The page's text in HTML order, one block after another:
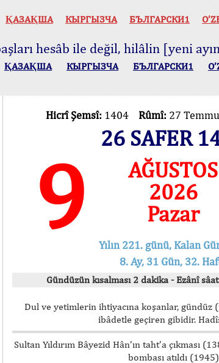
ҚАЗАҚША КЫPГЫЗЧA БЪЛГАРСКИ1
hesâb ile değil, hilâlin [yeni
ҚАЗАҚША КЫPГЫЗЧA БЪЛГАРСКИ1
Hicrî Şemsî: 1404 Rûmî: 27
26 SAFER
9
AĞUSTOS
2026
Pazar
Yılın 221. günü, Kalan
8. Ay, 31 Gün, 32.
Gündüzün kısalması 2 dakika - Ezânî
Dul ve yetimlerin ihtiyacına koşanlar, gündüz
ibâdetle geçiren gibidir.
Sultan Yıldırım Bâyezid Hân’ın taht’a çıkması
bombası atıldı (1945)